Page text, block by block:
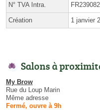
N° TVA Intra.
Création 1 janvier
Salons à
My Brow
Rue du Loup Marin
Même adresse
Fermé, ouvre à 9h